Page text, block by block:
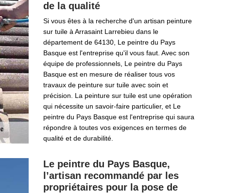
de la qualité
Si vous êtes à la recherche d'un artisan peinture
sur tuile à Arrasaint Larrebieu dans le
département de 64130, Le peintre du Pays
Basque est l'entreprise qu'il vous faut. Avec son
équipe de professionnels, Le peintre du Pays
Basque est en mesure de réaliser tous vos
travaux de peinture sur tuile avec soin et
précision. La peinture sur tuile est une opération
qui nécessite un savoir-faire particulier, et Le
peintre du Pays Basque est l'entreprise qui saura
répondre à toutes vos exigences en termes de
qualité et de durabilité.
Le peintre du Pays Basque,
l’artisan recommandé par les
propriétaires pour la pose de